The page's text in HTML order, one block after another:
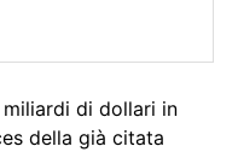
di dollari in
della già citata